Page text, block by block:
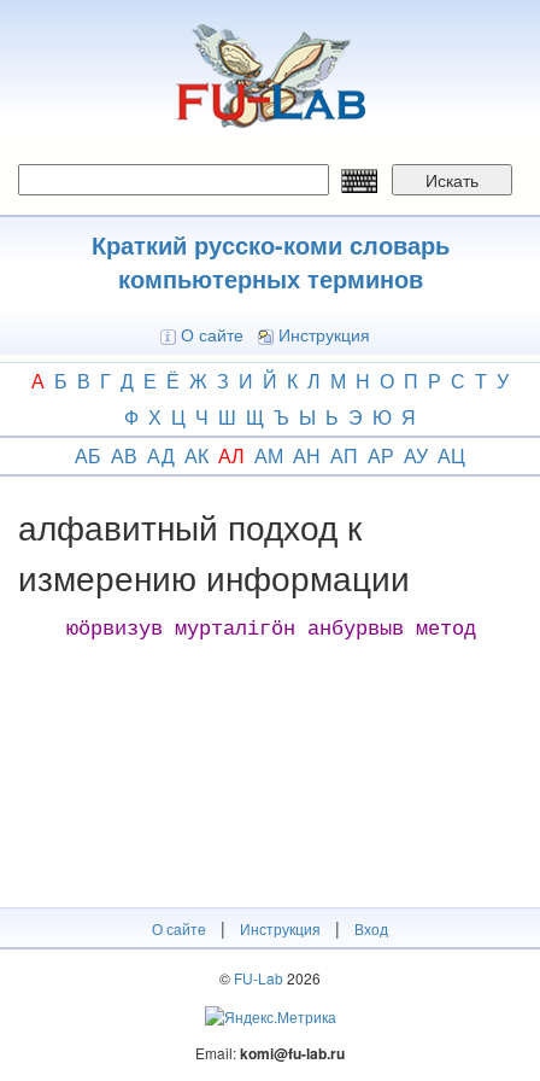
Искать
Краткий русско-коми словарь
компьютерных терминов
О сайте Инструкция
А Б В Г Д Е Ё Ж З И Й К Л М Н О П Р С Т У
Ф Х Ц Ч Ш Щ Ъ Ы Ь Э Ю Я
АБ АВ АД АК АЛ АМ АН АП АР АУ АЦ
алфавитный подход к
измерению информации
юӧрвизув мурталігӧн анбурвыв метод
О сайте | Инструкция | Вход
© FU-Lab2026
Email:komi@fu-lab.ru